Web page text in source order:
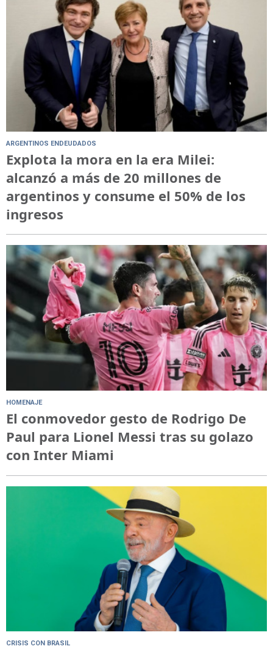
ARGENTINOS ENDEUDADOS
Explota la mora en la era Milei:
alcanzó a más de 20 millones de
argentinos y consume el 50% de los
ingresos
HOMENAJE
El conmovedor gesto de Rodrigo De
Paul para Lionel Messi tras su golazo
con Inter Miami
CRISIS CON BRASIL